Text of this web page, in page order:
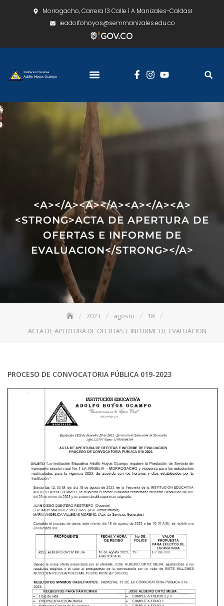
Morrogacho, Carrera 13 Calle 1 A Manizales-Caldas
ieadolfohoyos@semmanizales.edu.co
<A></A><A></A><A></A><A>
<STRONG>ACTA DE APERTURA DE
OFERTAS E INFORME DE
EVALUACION</STRONG></A>
2023 agosto
18
ACTA DE APERTURA DE OFERTAS E INFORME DE EVALUACION
PROCESO DE CONVOCATORIA PÚBLICA 019-2023